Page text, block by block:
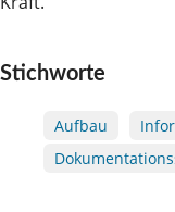
Stichworte
Aufbau